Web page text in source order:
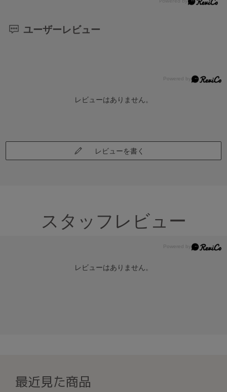
ユーザーレビュー
レビューはありません。
レビューを書く
スタッフレビュー
レビューはありません。
最近見た商品